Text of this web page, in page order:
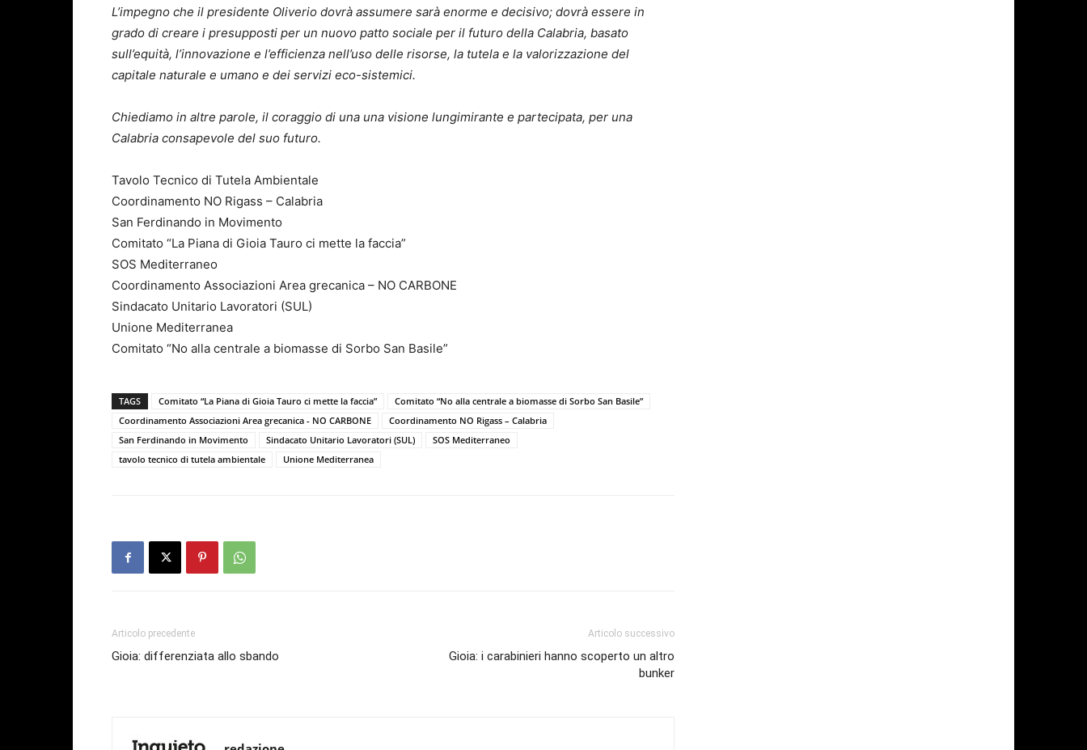
L’impegno che il presidente Oliverio dovrà assumere sarà enorme e decisivo; dovrà essere in
grado di creare i presupposti per un nuovo patto sociale per il futuro della Calabria, basato
sull’equità, l’innovazione e l’efficienza nell’uso delle risorse, la tutela e la valorizzazione del
capitale naturale e umano e dei servizi eco-sistemici.
Chiediamo in altre parole, il coraggio di una una visione lungimirante e partecipata, per una
Calabria consapevole del suo futuro.
Tavolo Tecnico di Tutela Ambientale
Coordinamento NO Rigass – Calabria
San Ferdinando in Movimento
Comitato “La Piana di Gioia Tauro ci mette la faccia”
SOS Mediterraneo
Coordinamento Associazioni Area grecanica – NO CARBONE
Sindacato Unitario Lavoratori (SUL)
Unione Mediterranea
Comitato “No alla centrale a biomasse di Sorbo San Basile”
TAGS Comitato “La Piana di Gioia Tauro ci mette la faccia”
Comitato “No alla centrale a biomasse di Sorbo San Basile”
Coordinamento Associazioni Area grecanica - NO CARBONE
Coordinamento NO Rigass – Calabria
San Ferdinando in Movimento
Sindacato Unitario Lavoratori (SUL)
SOS Mediterraneo
tavolo tecnico di tutela ambientale
Unione Mediterranea
Articolo precedente
Gioia: differenziata allo sbando
Articolo successivo
Gioia: i carabinieri hanno scoperto un altro
bunker